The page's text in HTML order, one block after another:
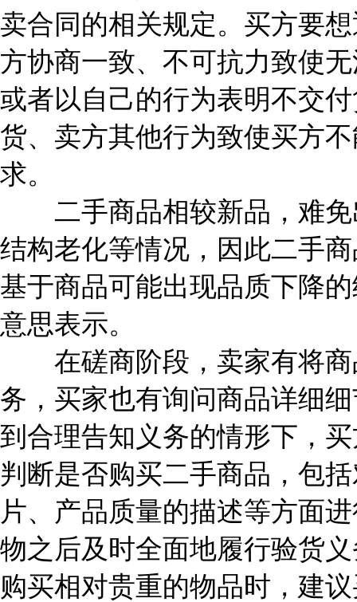
卖合同的相关规定。买方要
方协商一致、不可抗力致使
或者以自己的行为表明不交
货、卖方其他行为致使买方
求。
二手商品相较新品，难免
结构老化等情况，因此二手
基于商品可能出现品质下降
意思表示。
在磋商阶段，卖家有将商
务，买家也有询问商品详细
到合理告知义务的情形下，
判断是否购买二手商品，包
片、产品质量的描述等方面
物之后及时全面地履行验货
购买相对贵重的物品时，建